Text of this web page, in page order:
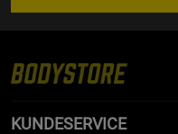
KUNDESERVICE